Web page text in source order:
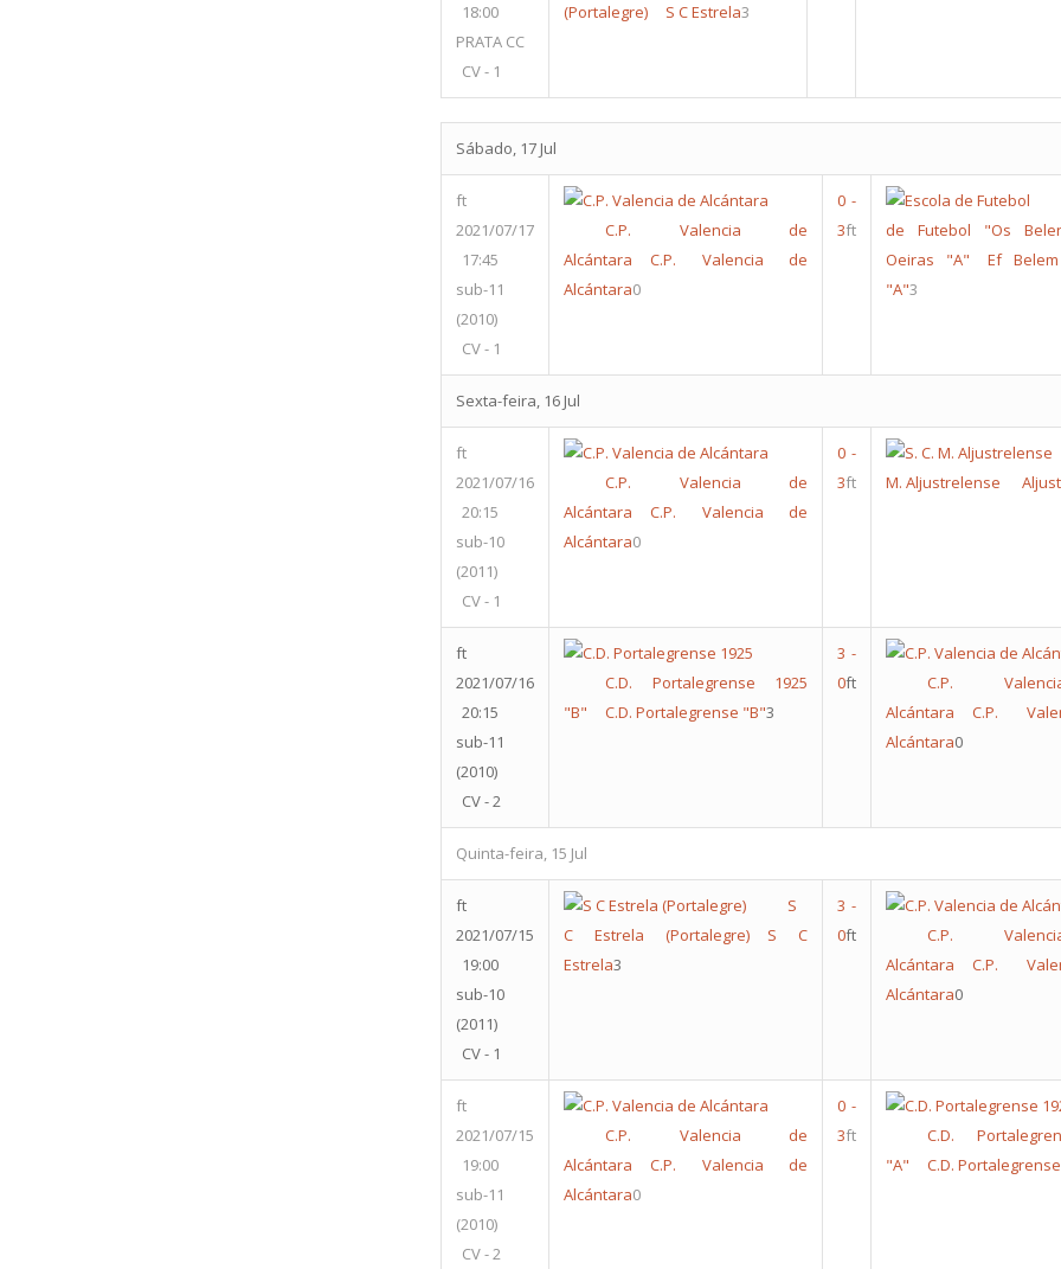
18:00
PRATA CC
CV - 1
(Portalegre)
S C Estrela3
Sábado, 17 Jul
ft
2021/07/17
17:45
sub-11
(2010)
CV - 1
C.P. Valencia de
Alcántara
C.P. Valencia de
Alcántara0
0 -
3ft
de Futebol "Os
Oeiras "A"
Ef
"A"3
Sexta-feira, 16 Jul
ft
2021/07/16
20:15
sub-10
(2011)
CV - 1
C.P. Valencia de
Alcántara
C.P. Valencia de
Alcántara0
0 -
3ft
M. Aljustrelense
ft
2021/07/16
20:15
sub-11
(2010)
CV - 2
C.D. Portalegrense 1925
"B"
C.D. Portalegrense "B"3
3 -
0ft
C.P.
Alcántara
C.P.
Alcántara0
Quinta-feira, 15 Jul
ft
2021/07/15
19:00
sub-10
(2011)
CV - 1
S
C Estrela (Portalegre)
S C
Estrela3
3 -
0ft
C.P.
Alcántara
C.P.
Alcántara0
ft
2021/07/15
19:00
sub-11
(2010)
CV - 2
C.P. Valencia de
Alcántara
C.P. Valencia de
Alcántara0
0 -
3ft
C.D.
"A"
C.D.